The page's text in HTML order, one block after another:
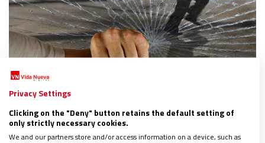
Privacy Settings
Clicking on the "Deny" button retains the default setting of
only strictly necessary cookies.
We and our partners store and/or access information on a device, such as